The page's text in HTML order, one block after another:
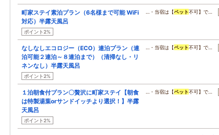
町家ステイ素泊プラン（6名様まで可能 WiFi
対応）半露天風呂
ポイント2%
…・当宿は【ペット不可】で…
なしなしエコロジー（ECO）連泊プラン（連
泊可能２連泊～８連泊まで）（清掃なし・リ
ネンなし）半露天風呂
ポイント2%
…・当宿は【ペット不可】で…
１泊朝食付プラン〇贅沢に町家ステイ【朝食
は特製湯葉orサンドイッチより選択！】半露
天風呂
ポイント2%
…・当宿は【ペット不可】で…